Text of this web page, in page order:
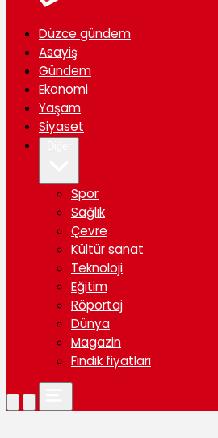
Düzce gündem
Asayiş
Gündem
Ekonomi
Yaşam
Siyaset
Spor
Sağlık
Çevre
Kültür sanat
Teknoloji
Eğitim
Röportaj
Dünya
Magazin
Fındık fiyatları